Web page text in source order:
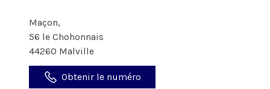
Maçon,
56 le Chohonnais
44260 Malville
Obtenir le numéro